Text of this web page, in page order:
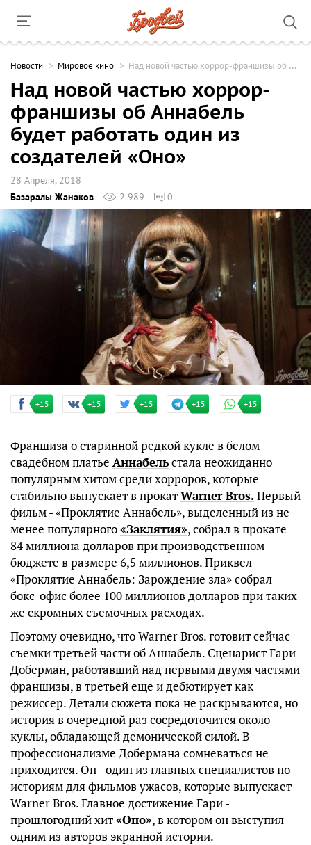
Новости Мировое кино Над новой частью хоррор-франшизы об Аннабель будет работать один из создателей «Оно»
Над новой частью хоррор-
франшизы об Аннабель
будет работать один из
создателей «Оно»
28 Апреля, 2018
Базаралы Жанаков
2 989 0
+15 +15 +15 +15 +15
Франшиза о старинной редкой кукле в белом
свадебном платье Аннабельстала неожиданно
популярным хитом среди хорроров, которые
стабильно выпускает в прокатWarner Bros. Первый
фильм - «Проклятие Аннабель», выделенный из не
менее популярного«Заклятия», собрал в прокате
84 миллиона долларов при производственном
бюджете в размере 6,5 миллионов. Приквел
«Проклятие Аннабель: Зарождение зла» собрал
бокс-офис более 100 миллионов долларов при таких
же скромных съемочных расходах.
Поэтому очевидно, что Warner Bros. готовит сейчас
съемки третьей части об Аннабель. Сценарист Гари
Доберман, работавший над первыми двумя частями
франшизы, в третьей еще и дебютирует как
режиссер. Детали сюжета пока не раскрываются, но
история в очередной раз сосредоточится около
куклы, обладающей демонической силой. В
профессионализме Добермана сомневаться не
приходится. Он - один из главных специалистов по
историям для фильмов ужасов, которые выпускает
Warner Bros. Главное достижение Гари -
прошлогодний хит«Оно», в котором он выступил
одним из авторов экранной истории.